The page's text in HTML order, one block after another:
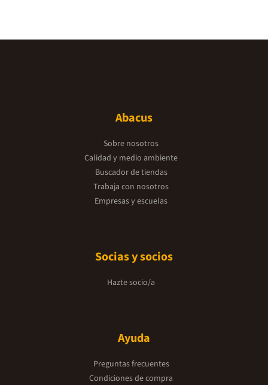
Abacus
Sobre nosotros
Calidad y medio ambiente
Buscador de tiendas
Trabaja con nosotros
Empresas y escuelas
Socias y socios
Hazte socio/a
Ayuda
Preguntas frecuentes
Condiciones de compra